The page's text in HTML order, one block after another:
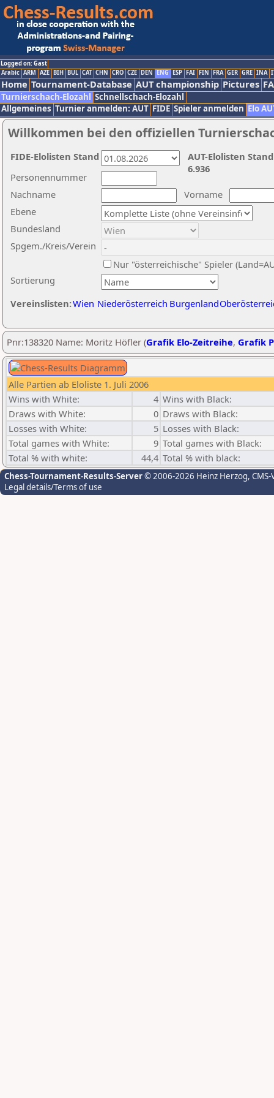
Logged on: Gast
Arabic ARM AZE BIH BUL CAT CHN CRO CZE DEN ENG ESP FAI FIN FRA GER GRE INA
Home Tournament-Database AUT championship Pictures
Turnierschach-Elozahl Schnellschach-Elozahl
Allgemeines Turnier anmelden: AUT FIDE Spieler anmelden Elo
Willkommen bei den offiziellen
Nachname
Vorname
Ebene
Sortierung
Personennummer
Bundesland
Spgem./Kreis/Verein
Nur "österreichische" Spieler
Vereinslisten:Wien Niederösterreich Burgenland
AUT-Elolisten
6.936
FIDE-Elolisten Stand
Pnr:138320 Name: Moritz Höfler (Grafik Elo-Zeitreihe, Grafik
Alle Partien ab Eloliste 1. Juli 2006
Wins with White:
4 Wins with Black:
Draws with White:
0 Draws with Black:
Losses with White:
5 Losses with Black:
Total games with White:
9 Total games with Black:
Total % with white:
44,4 Total % with black:
Chess-Tournament-Results-Server© 2006-2026 Heinz Herzog,
Legal details/Terms of use